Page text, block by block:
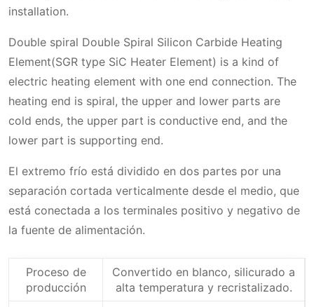
Used in dental furnaces
Installation and Operation of SGR type
Double Spiral Silicon Carbide Heating
Dos tipos de instalación
Montaje horizontal
Ubicación de la instalación
Recommended SGR type Double Spiral
Silicon Carbide Heating Element
spacing
The advantages of SGR type Double Spiral
Double Spiral Silicon Carbide Heating
Proceso de producción
SGR type Double Spiral Silicon Carbide
Heating Element and accessories
Cuando realice su consulta, por favor
infórmenos
installation.
Double spiral Double Spiral Silicon Carbide Heating
Element(SGR type SiC Heater Element) is a kind of
electric heating element with one end connection. The
heating end is spiral, the upper and lower parts are
cold ends, the upper part is conductive end, and the
lower part is supporting end.
El extremo frío está dividido en dos partes por una
separación cortada verticalmente desde el medio, que
está conectada a los terminales positivo y negativo de
la fuente de alimentación.
Proceso de
producción
Convertido en blanco, silicurado a
alta temperatura y recristalizado.